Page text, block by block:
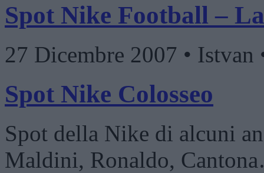
Spot Nike Football –
27 Dicembre 2007 • Istvan
Spot Nike Colosseo
Spot della Nike di alcuni
Maldini, Ronaldo,